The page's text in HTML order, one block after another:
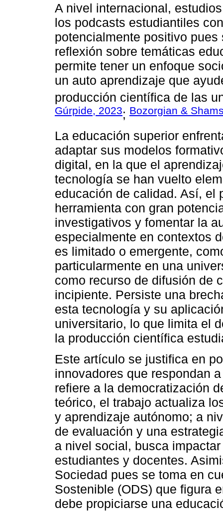
A nivel internacional,
los podcasts estudiantiles
potencialmente positivo
reflexión sobre temáticas
permite tener un enfoque
un auto aprendizaje que
producción científica de las
Gúrpide, 2023; Bozorgian &
La educación superior
adaptar sus modelos
digital, en la que el
tecnología se han vuelto
educación de calidad. Así, el
herramienta con gran
investigativos y fomentar la
especialmente en contextos
es limitado o emergente,
particularmente en una
como recurso de difusión de
incipiente. Persiste una
esta tecnología y su
universitario, lo que limita el
la producción científica
Este artículo se justifica en
innovadores que respondan
refiere a la democratización
teórico, el trabajo actualiza
y aprendizaje autónomo; a
de evaluación y una
a nivel social, busca
estudiantes y docentes.
Sociedad pues se toma en
Sostenible (ODS) que figura
debe propiciarse una